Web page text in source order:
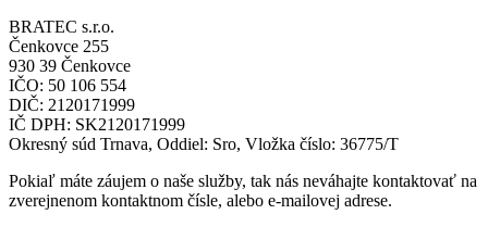
BRATEC s.r.o.
Čenkovce 255
930 39 Čenkovce
IČO: 50 106 554
DIČ: 2120171999
IČ DPH: SK2120171999
Okresný súd Trnava, Oddiel: Sro, Vložka číslo: 36775/T
Pokiaľ máte záujem o naše služby, tak nás neváhajte kontaktovať na
zverejnenom kontaktnom čísle, alebo e-mailovej adrese.